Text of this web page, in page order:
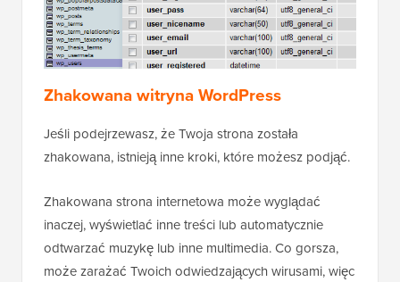
Zhakowana witryna WordPress
Jeśli podejrzewasz, że Twoja strona została
zhakowana, istnieją inne kroki, które możesz podjąć.
Zhakowana strona internetowa może wyglądać
inaczej, wyświetlać inne treści lub automatycznie
odtwarzać muzykę lub inne multimedia. Co gorsza,
może zarażać Twoich odwiedzających wirusami, więc